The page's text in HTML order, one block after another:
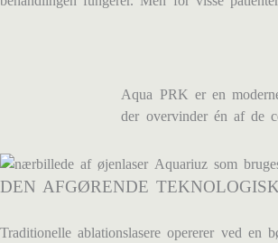
Aqua PRK er en
der overvinder én af de
DEN AFGØRENDE
Traditionelle ablationslasere opererer ved